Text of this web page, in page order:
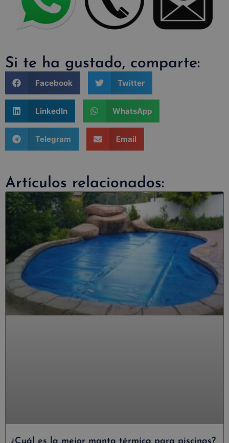
Si te ha gustado, comparte:
Facebook Twitter
LinkedIn WhatsApp
Telegram Email
Artículos relacionados: